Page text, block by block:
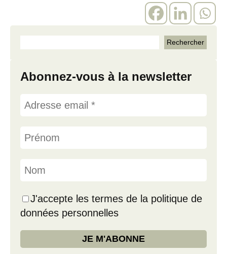
Abonnez-vous à la newsletter
J'accepte les termes de la politique de
données personnelles